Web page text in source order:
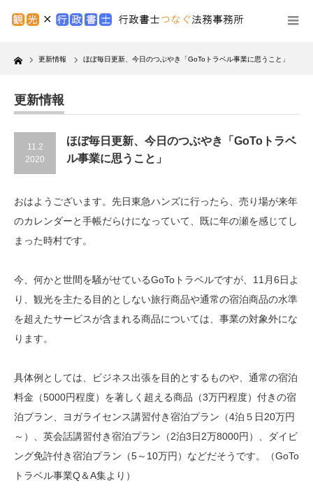
Home 更新情報 ほぼ毎日更新、今日のつぶやき「GoToトラベル事業に思うこと」
更新情報
11.2
2020
ほぼ毎日更新、今日のつぶやき「GoToトラベ
ル事業に思うこと」
おはようございます。先日東急ハンズに行ったら、売り場が来年
のカレンダーと手帳だらけになっていて、既に年の瀬を感じてし
まった時村です。
今、何かと世間を騒がせているGoToトラベルですが、11月6日よ
り、観光を主たる目的としない旅行商品や通常の宿泊商品の水準
を超えたサービスが含まれる商品については、事業の対象外にな
ります。
具体例としては、ビジネス出張を目的とするものや、通常の宿泊
料金（5000円程度）を著しく超える商品（3万円程度）付きの宿
泊プラン、ヨガライセンス講習付き宿泊プラン（4泊５日20万円
～）、英会話講習付き宿泊プラン（2泊3日2万8000円）、ダイビ
ング免許付き宿泊プラン（5～10万円）などだそうです。（GoTo
トラベル事業Q＆A集より）